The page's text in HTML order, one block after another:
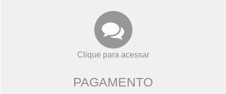
Clique para acessar
PAGAMENTO